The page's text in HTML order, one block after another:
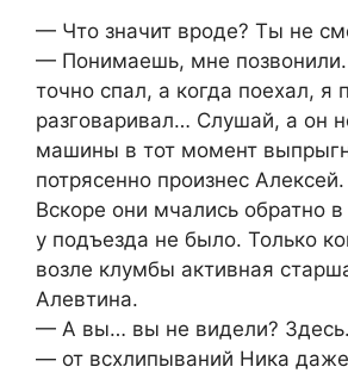
— Что значит вроде? Ты не
— Понимаешь, мне позвонили.
точно спал, а когда поехал, я
разговаривал… Слушай, а он
машины в тот момент
потрясенно произнес Алексей.
Вскоре они мчались обратно
у подъезда не было. Только
возле клумбы активная
Алевтина.
— А вы… вы не видели?
— от всхлипываний Ника